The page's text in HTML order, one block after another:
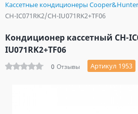
Кассетные кондиционеры Cooper&Hunter
CH-IC071RK2/CH-IU071RK2+TF06
Кондиционер кассетный CH-
IU071RK2+TF06
0 Отзывы Артикул 1953